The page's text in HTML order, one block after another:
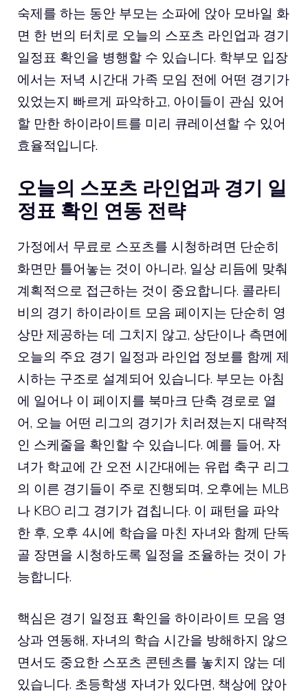
숙제를 하는 동안 부모는 소파에 앉아 모바일 화
면 한 번의 터치로 오늘의 스포츠 라인업과 경기
일정표 확인을 병행할 수 있습니다. 학부모 입장
에서는 저녁 시간대 가족 모임 전에 어떤 경기가
있었는지 빠르게 파악하고, 아이들이 관심 있어
할 만한 하이라이트를 미리 큐레이션할 수 있어
효율적입니다.
오늘의 스포츠 라인업과 경기 일
정표 확인 연동 전략
가정에서 무료로 스포츠를 시청하려면 단순히
화면만 틀어놓는 것이 아니라, 일상 리듬에 맞춰
계획적으로 접근하는 것이 중요합니다. 콜라티
비의 경기 하이라이트 모음 페이지는 단순히 영
상만 제공하는 데 그치지 않고, 상단이나 측면에
오늘의 주요 경기 일정과 라인업 정보를 함께 제
시하는 구조로 설계되어 있습니다. 부모는 아침
에 일어나 이 페이지를 북마크 단축 경로로 열
어, 오늘 어떤 리그의 경기가 치러졌는지 대략적
인 스케줄을 확인할 수 있습니다. 예를 들어, 자
녀가 학교에 간 오전 시간대에는 유럽 축구 리그
의 이른 경기들이 주로 진행되며, 오후에는 MLB
나 KBO 리그 경기가 겹칩니다. 이 패턴을 파악
한 후, 오후 4시에 학습을 마친 자녀와 함께 단독
골 장면을 시청하도록 일정을 조율하는 것이 가
능합니다.
핵심은 경기 일정표 확인을 하이라이트 모음 영
상과 연동해, 자녀의 학습 시간을 방해하지 않으
면서도 중요한 스포츠 콘텐츠를 놓치지 않는 데
있습니다. 초등학생 자녀가 있다면, 책상에 앉아